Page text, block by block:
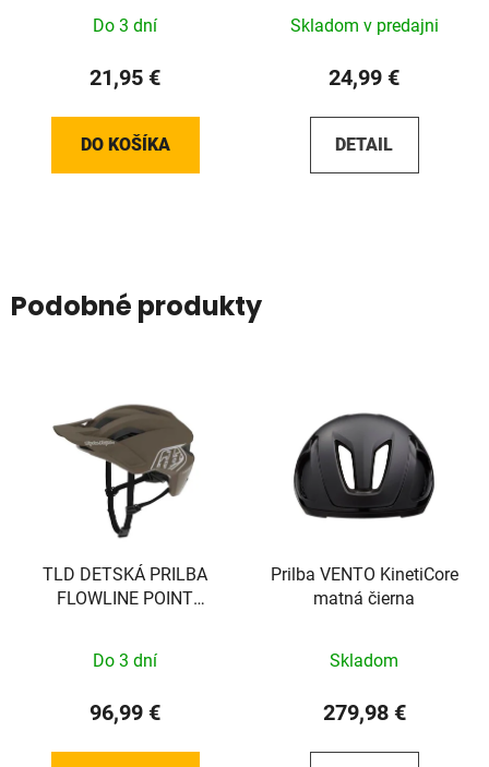
Do 3 dní
21,95 €
DO KOŠÍKA
Skladom v predajni
24,99 €
DETAIL
Podobné produkty
TLD DETSKÁ PRILBA
FLOWLINE POINT
Do 3 dní
96,99 €
Prilba VENTO KinetiCore
matná čierna
Skladom
279,98 €